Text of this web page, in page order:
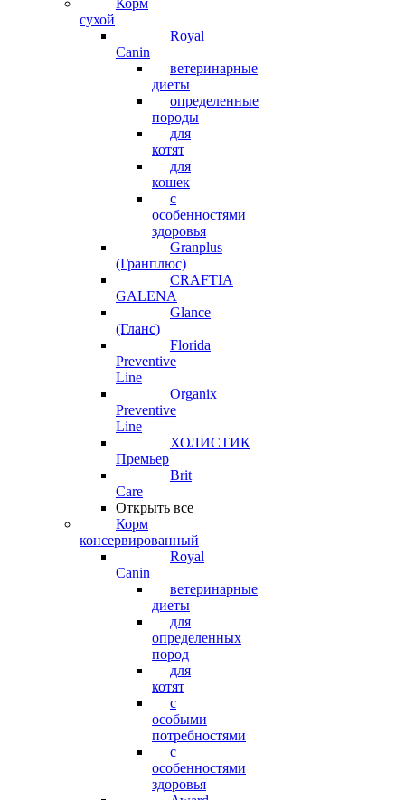
Корм
сухой
Royal
Canin
ветеринарные
диеты
определенные
породы
для
котят
для
кошек
с
особенностями
здоровья
Granplus
(Гранплюс)
CRAFTIA
GALENA
Glance
(Гланс)
Florida
Preventive
Line
Organix
Preventive
Line
ХОЛИСТИК
Премьер
Brit
Care
Открыть все
Корм
консервированный
Royal
Canin
ветеринарные
диеты
для
определенных
пород
для
котят
с
особыми
потребностями
с
особенностями
здоровья